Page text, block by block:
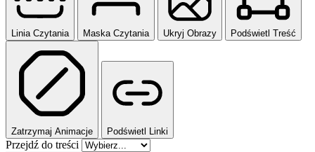
Linia Czytania Maska Czytania Ukryj Obrazy Podświetl Treść
Zatrzymaj Animacje Podświetl Linki
Przejdź do treści